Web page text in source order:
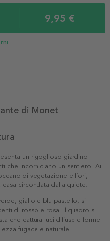
9,95 €
di Monet
un rigoglioso giardino
che incorniciano un sentiero. Ai
di vegetazione e fiori,
circondata dalla quiete.
giallo e blu pastello, si
di rosso e rosa. Il quadro si
che cattura luci diffuse e forme
fugace e naturale.